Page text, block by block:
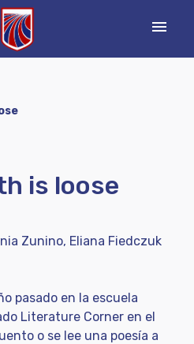
menu
is loose
Zunino, Eliana Fiedczuk
pasado en la escuela
Literature Corner en el
o se lee una poesía a